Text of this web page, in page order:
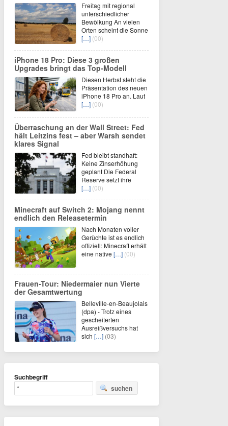
Freitag mit regional
unterschiedlicher
Bewölkung An vielen
Orten scheint die Sonne
[…] (00)
iPhone 18 Pro: Diese 3 großen
Upgrades bringt das Top-Modell
Diesen Herbst steht die
Präsentation des neuen
iPhone 18 Pro an. Laut
[…] (00)
Überraschung an der Wall Street: Fed
hält Leitzins fest – aber Warsh sendet
klares Signal
Fed bleibt standhaft:
Keine Zinserhöhung
geplant Die Federal
Reserve setzt ihre
[…] (00)
Minecraft auf Switch 2: Mojang nennt
endlich den Releasetermin
Nach Monaten voller
Gerüchte ist es endlich
offiziell: Minecraft erhält
eine native […] (00)
Frauen-Tour: Niedermaier nun Vierte
der Gesamtwertung
Belleville-en-Beaujolais
(dpa) - Trotz eines
gescheiterten
Ausreißversuchs hat
sich […] (03)
Suchbegriff
suchen